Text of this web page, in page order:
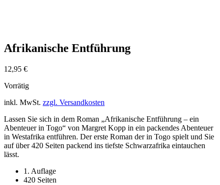
Afrikanische Entführung
12,95 €
Vorrätig
inkl. MwSt. zzgl. Versandkosten
Lassen Sie sich in dem Roman „Afrikanische Entführung – ein
Abenteuer in Togo“ von Margret Kopp in ein packendes Abenteuer
in Westafrika entführen. Der erste Roman der in Togo spielt und Sie
auf über 420 Seiten packend ins tiefste Schwarzafrika eintauchen
lässt.
1. Auflage
420 Seiten